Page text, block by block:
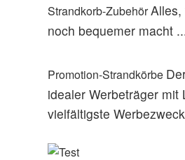
Strandkorb-Zubehör
noch bequemer macht
Promotion-Strandkörbe
idealer Werbeträger mit
vielfältigste